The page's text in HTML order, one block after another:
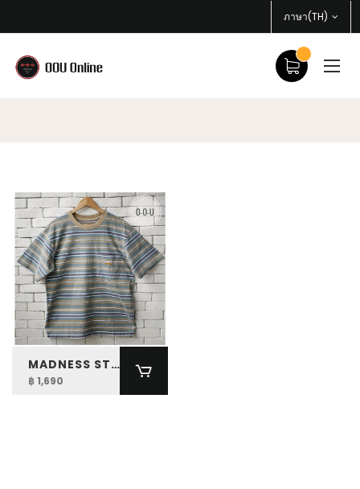
ภาษา(TH)
MADNESS STRIPED POCKET TEE
฿ 1,690